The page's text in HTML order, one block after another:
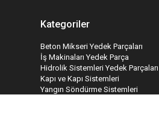
Kategoriler
Beton Mikseri Yedek Parçaları
İş Makinaları Yedek Parça
Hidrolik Sistemleri Yedek Parçaları
Kapı ve Kapı Sistemleri
Yangın Söndürme Sistemleri